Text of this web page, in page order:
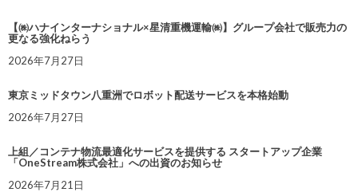
【㈱ハナインターナショナル×星清重機運輸㈱】グループ会社で販売力の
更なる強化ねらう
2026年7月27日
東京ミッドタウン八重洲でロボット配送サービスを本格始動
2026年7月27日
上組／コンテナ物流最適化サービスを提供する スタートアップ企業
「OneStream株式会社」への出資のお知らせ
2026年7月21日